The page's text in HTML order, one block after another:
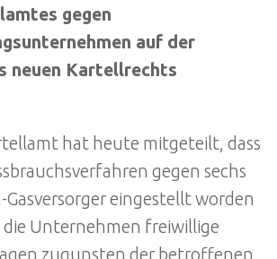
gegen
auf der
neuen Kartellrechts
hat heute mitgeteilt, dass
gegen sechs
Gasversorger eingestellt worden
die Unternehmen freiwillige
zugunsten der betroffenen